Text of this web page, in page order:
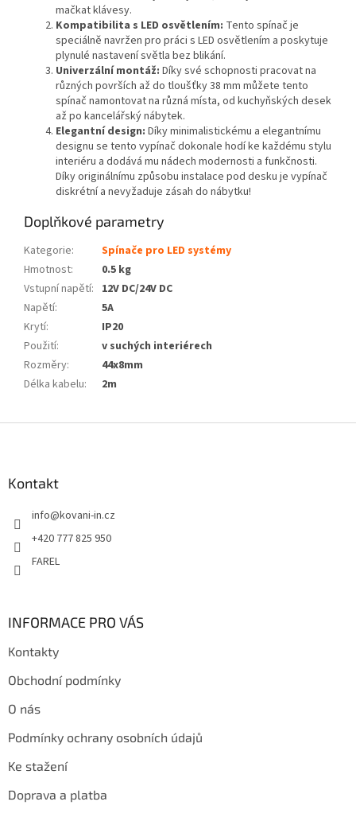
mačkat klávesy.
Kompatibilita s LED osvětlením: Tento spínač je
speciálně navržen pro práci s LED osvětlením a poskytuje
plynulé nastavení světla bez blikání.
Univerzální montáž: Díky své schopnosti pracovat na
různých površích až do tloušťky 38 mm můžete tento
spínač namontovat na různá místa, od kuchyňských desek
až po kancelářský nábytek.
Elegantní design: Díky minimalistickému a elegantnímu
designu se tento vypínač dokonale hodí ke každému stylu
interiéru a dodává mu nádech modernosti a funkčnosti.
Díky originálnímu způsobu instalace pod desku je vypínač
diskrétní a nevyžaduje zásah do nábytku!
Doplňkové parametry
Kategorie:
Spínače pro LED systémy
Hmotnost:
0.5 kg
Vstupní napětí: 12V DC/24V DC
Napětí:
5A
Krytí:
IP20
Použití:
v suchých interiérech
Rozměry:
44x8mm
Délka kabelu: 2m
Kontakt
info@kovani-in.cz
+420 777 825 950
FAREL
INFORMACE PRO VÁS
Kontakty
Obchodní podmínky
O nás
Podmínky ochrany osobních údajů
Ke stažení
Doprava a platba